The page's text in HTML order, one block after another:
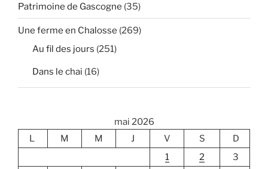
Patrimoine de Gascogne (35)
Une ferme en Chalosse (269)
Au fil des jours (251)
Dans le chai (16)
mai 2026
L
M M J V S
D
1
2
3